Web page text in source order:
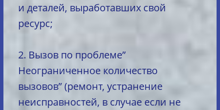
и деталей, выработавших свой
ресурс;
2. Вызов по проблеме”
Неограниченное количество
вызовов” (ремонт, устранение
неисправностей, в случае если не